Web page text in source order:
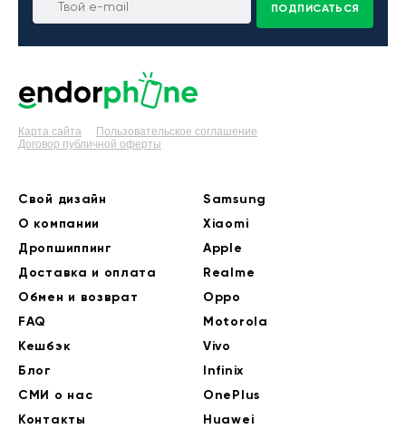
ПОДПИСАТЬСЯ
Карта сайта
Пользовательское соглашение
Договор публичной оферты
Свой дизайн
О компании
Дропшиппинг
Доставка и оплата
Обмен и возврат
FAQ
Кешбэк
Блог
СМИ о нас
Контакты
Samsung
Xiaomi
Apple
Realme
Oppo
Motorola
Vivo
Infinix
OnePlus
Huawei